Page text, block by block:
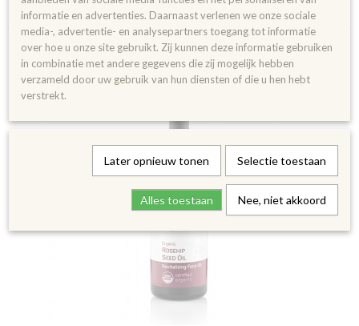
Home>Pure oliën>Biologische Rozenbottelolie 20 ml met pipet
informatie en advertenties. Daarnaast verlenen we onze sociale
media-, advertentie- en analysepartners toegang tot informatie
over hoe u onze site gebruikt. Zij kunnen deze informatie gebruiken
in combinatie met andere gegevens die zij mogelijk hebben
verzameld door uw gebruik van hun diensten of die u hen hebt
verstrekt.
Later opnieuw tonen Selectie toestaan
Alles toestaan Nee, niet akkoord